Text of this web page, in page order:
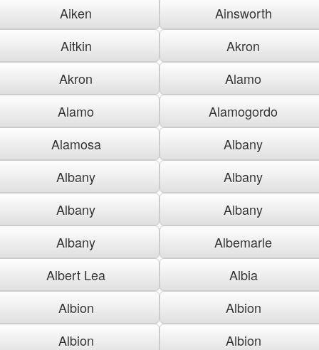
Aiken
Ainsworth
Aitkin
Akron
Akron
Alamo
Alamo
Alamogordo
Alamosa
Albany
Albany
Albany
Albany
Albany
Albany
Albemarle
Albert Lea
Albia
Albion
Albion
Albion
Albion